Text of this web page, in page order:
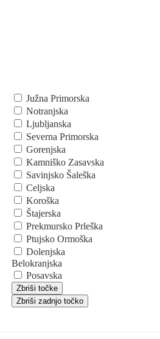
Južna Primorska
Notranjska
Ljubljanska
Severna Primorska
Gorenjska
Kamniško Zasavska
Savinjsko Šaleška
Celjska
Koroška
Štajerska
Prekmursko Prleška
Ptujsko Ormoška
Dolenjska
Belokranjska
Posavska